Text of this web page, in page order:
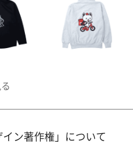
ン著作権」について